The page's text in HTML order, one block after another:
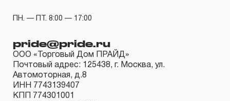
изготовлении изделия некачественные материалы или
нарушал технологию в процессе его производства.
1.2 «ПОЖИЗНЕННАЯ ГАРАНТИЯ» предоставляется
при условии соблюдения покупателем (потребителем)
правил эксплуатации, обслуживания, транспортировки
ПН. — ПТ. 8:00 — 17:00
pride@pride.ru
ООО «Торговый Дом ПРАЙД»
Почтовый адрес: 125438, г. Москва, ул.
Автомоторная, д.8
ИНН 7743139407
КПП 774301001